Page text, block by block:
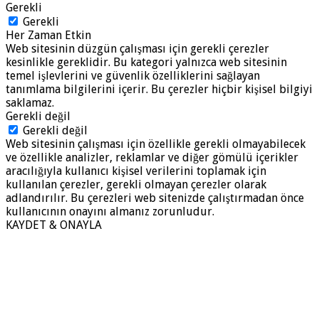
Gerekli
Gerekli
Her Zaman Etkin
Web sitesinin düzgün çalışması için gerekli çerezler
kesinlikle gereklidir. Bu kategori yalnızca web sitesinin
temel işlevlerini ve güvenlik özelliklerini sağlayan
tanımlama bilgilerini içerir. Bu çerezler hiçbir kişisel bilgiyi
saklamaz.
Gerekli değil
Gerekli değil
Web sitesinin çalışması için özellikle gerekli olmayabilecek
ve özellikle analizler, reklamlar ve diğer gömülü içerikler
aracılığıyla kullanıcı kişisel verilerini toplamak için
kullanılan çerezler, gerekli olmayan çerezler olarak
adlandırılır. Bu çerezleri web sitenizde çalıştırmadan önce
kullanıcının onayını almanız zorunludur.
KAYDET & ONAYLA